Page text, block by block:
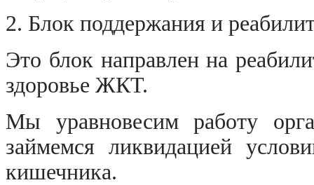
2. Блок поддержания и
Это блок направлен на
здоровье ЖКТ.
Мы уравновесим работу
займемся ликвидацией
кишечника.